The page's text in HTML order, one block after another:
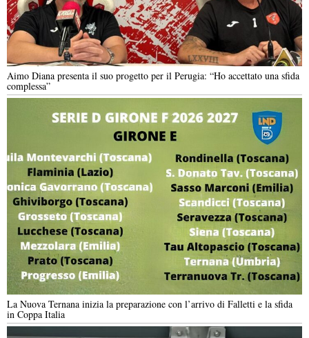
Aimo Diana presenta il suo progetto per il Perugia: “Ho accettato una sfida
complessa”
La Nuova Ternana inizia la preparazione con l’arrivo di Falletti e la sfida
in Coppa Italia